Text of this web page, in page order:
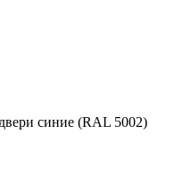
синие (RAL 5002)